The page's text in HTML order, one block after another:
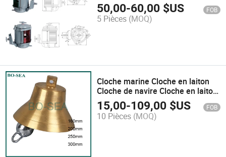
50,00-60,00 $US FOB
5 Pièces (MOQ)
Cloche marine Cloche en laiton
Cloche de navire Cloche en laiton
de navire
15,00-109,00 $US FOB
10 Pièces (MOQ)